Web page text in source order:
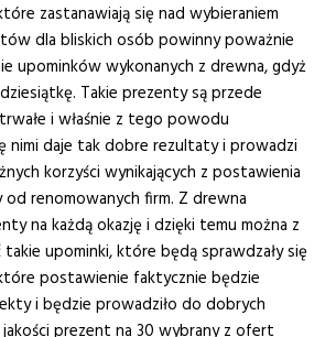
zastanawiają się nad wybieraniem
dla bliskich osób powinny poważnie
upominków wykonanych z drewna, gdyż
Takie prezenty są przede
i właśnie z tego powodu
nimi daje tak dobre rezultaty i prowadzi
korzyści wynikających z postawienia
renomowanych firm. Z drewna
na każdą okazję i dzięki temu można z
upominki, które będą sprawdzały się
postawienie faktycznie będzie
i będzie prowadziło do dobrych
prezent na 30 wybrany z ofert